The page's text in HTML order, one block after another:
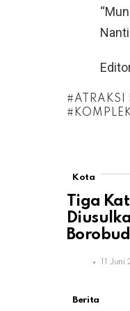
ATRAKSI
Kota
Tiga
11
Berita